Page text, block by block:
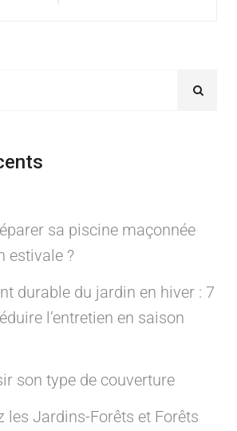
sa piscine maçonnée
estivale ?
durable du jardin en hiver : 7
l’entretien en saison
son type de couverture
les Jardins-Forêts et Forêts